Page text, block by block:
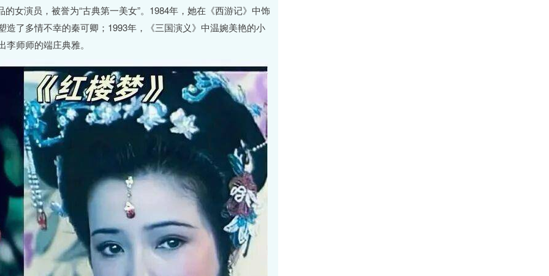
女演员，被誉为“古典第一美女”。1984年，她在《西游记》中饰
了多情不幸的秦可卿；1993年，《三国演义》中温婉美艳的小
师师的端庄典雅。